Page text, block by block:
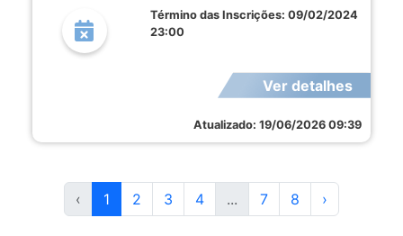
Término das Inscrições: 09/02/2024
23:00
Ver detalhes
Atualizado: 19/06/2026 09:39
‹ 1 2 3 4 ... 7 8 ›